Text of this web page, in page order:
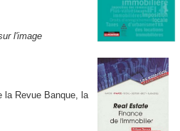
l'image
la Revue Banque, la